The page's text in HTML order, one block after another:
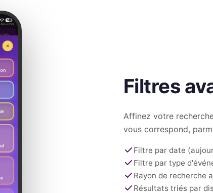
Filtres
Affinez votre
vous correspond,
Filtre par date
Filtre par type
Rayon de recherche
Résultats triés par